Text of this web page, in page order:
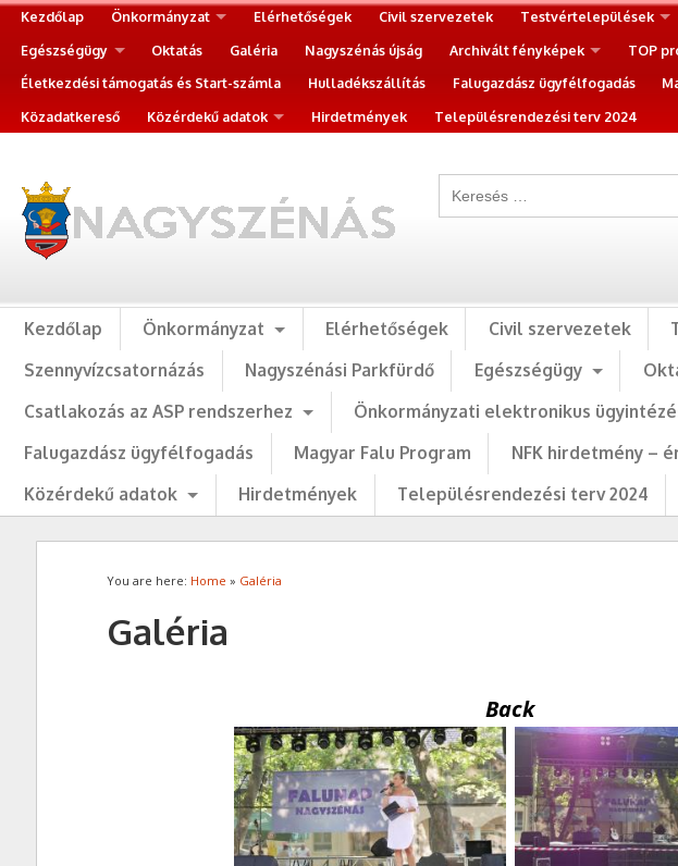
Kezdőlap Önkormányzat Elérhetőségek Civil szervezetek Testvértelepülések
Egészségügy
Oktatás Galéria Nagyszénás újság Archivált fényképek TOP
Életkezdési támogatás és Start-számla
Hulladékszállítás Falugazdász ügyfélfogadás
Közadatkereső
Közérdekű adatok Hirdetmények Településrendezési terv 2024
Kezdőlap Önkormányzat Elérhetőségek Civil szervezetek
Szennyvízcsatornázás
Nagyszénási Parkfürdő Egészségügy
Csatlakozás az ASP rendszerhez
Önkormányzati elektronikus
Falugazdász ügyfélfogadás
Magyar Falu Program NFK hirdetmény –
Közérdekű adatok
Hirdetmények Településrendezési terv 2024
You are here: Home » Galéria
Galéria
Back